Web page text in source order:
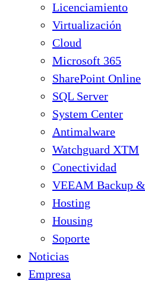
Licenciamiento
Virtualización
Cloud
Microsoft 365
SharePoint Online
SQL Server
System Center
Antimalware
Watchguard XTM
Conectividad
VEEAM Backup
Hosting
Housing
Soporte
Noticias
Empresa